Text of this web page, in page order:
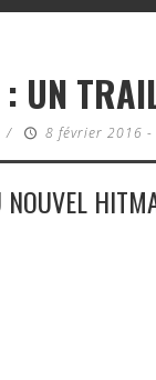
UN
/ 8 février 2016 -